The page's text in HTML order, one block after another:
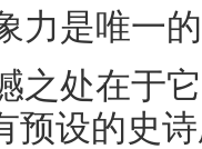
力是唯一
之处在于
预设的史